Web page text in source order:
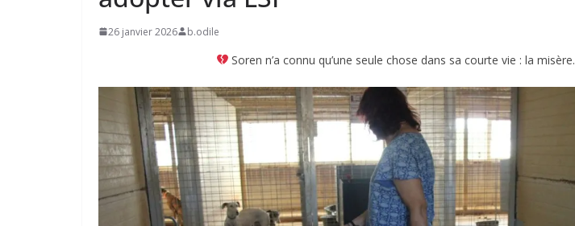
26 janvier 2026 b.odile
Soren n’a connu qu’une seule chose dans sa courte vie : la misère.